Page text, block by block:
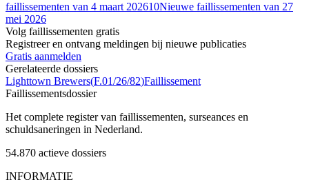
faillissementen van 4 maart 202610Nieuwe faillissementen van 27
mei 2026
Volg faillissementen gratis
Registreer en ontvang meldingen bij nieuwe publicaties
Gratis aanmelden
Gerelateerde dossiers
Lighttown Brewers(F.01/26/82)Faillissement
Faillissementsdossier
Het complete register van faillissementen, surseances en
schuldsaneringen in Nederland.
54.870 actieve dossiers
INFORMATIE